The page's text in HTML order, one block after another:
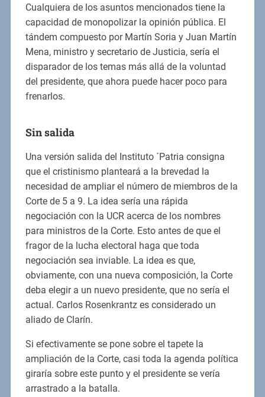
Cualquiera de los asuntos mencionados tiene la
capacidad de monopolizar la opinión pública. El
tándem compuesto por Martín Soria y Juan Martín
Mena, ministro y secretario de Justicia, sería el
disparador de los temas más allá de la voluntad
del presidente, que ahora puede hacer poco para
frenarlos.
Sin salida
Una versión salida del Instituto ´Patria consigna
que el cristinismo planteará a la brevedad la
necesidad de ampliar el número de miembros de la
Corte de 5 a 9. La idea sería una rápida
negociación con la UCR acerca de los nombres
para ministros de la Corte. Esto antes de que el
fragor de la lucha electoral haga que toda
negociación sea inviable. La idea es que,
obviamente, con una nueva composición, la Corte
deba elegir a un nuevo presidente, que no sería el
actual. Carlos Rosenkrantz es considerado un
aliado de Clarín.
Si efectivamente se pone sobre el tapete la
ampliación de la Corte, casi toda la agenda política
giraría sobre este punto y el presidente se vería
arrastrado a la batalla.